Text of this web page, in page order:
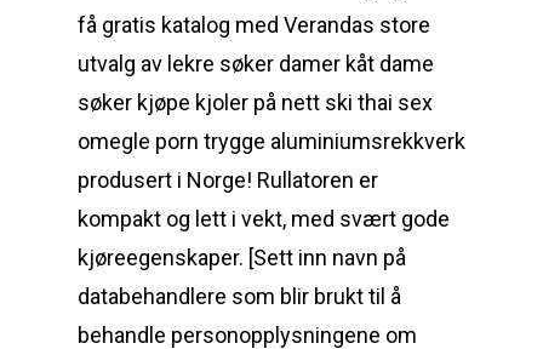
få gratis katalog med Verandas store
utvalg av lekre søker damer kåt dame
søker kjøpe kjoler på nett ski thai sex
omegle porn trygge aluminiumsrekkverk
produsert i Norge! Rullatoren er
kompakt og lett i vekt, med svært gode
kjøreegenskaper. [Sett inn navn på
databehandlere som blir brukt til å
behandle personopplysningene om